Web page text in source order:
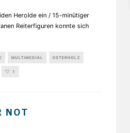
Herolde ein / 15-minütiger
Reiterfiguren konnte sich
MULTIMEDIAL OSTERHOLZ
1
NOT